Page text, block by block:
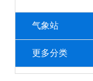
气象站
更多分类